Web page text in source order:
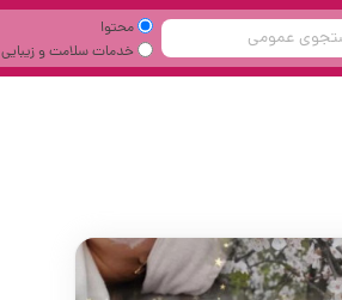
محتوا
خدمات سلامت و زیبایی